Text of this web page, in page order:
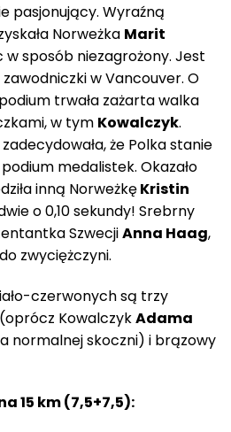
pasjonujący. Wyraźną
Norweżka Marit
sposób niezagrożony. Jest
zawodniczki w Vancouver. O
trwała zażarta walka
w tym Kowalczyk.
że Polka stanie
medalistek. Okazało
inną NorweżkęKristin
o 0,10 sekundy! Srebrny
SzwecjiAnna Haag,
zwyciężczyni.
czerwonych są trzy
KowalczykAdama
normalnej skoczni) i brązowy
15 km (7,5+7,5):